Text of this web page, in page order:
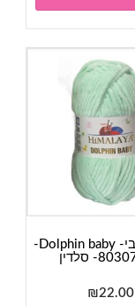
דולפין בייבי- Dolphin baby-
₪22.00